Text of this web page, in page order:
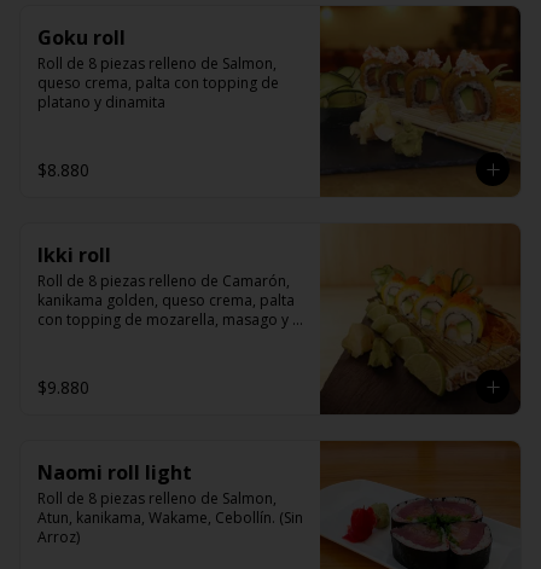
Goku roll
Roll de 8 piezas relleno de Salmon,
queso crema, palta con topping de
platano y dinamita
$8.880
Ikki roll
Roll de 8 piezas relleno de Camarón,
kanikama golden, queso crema, palta
con topping de mozarella, masago y
$9.880
Naomi roll light
Roll de 8 piezas relleno de Salmon,
Atun, kanikama, Wakame, Cebollín. (Sin
Arroz)